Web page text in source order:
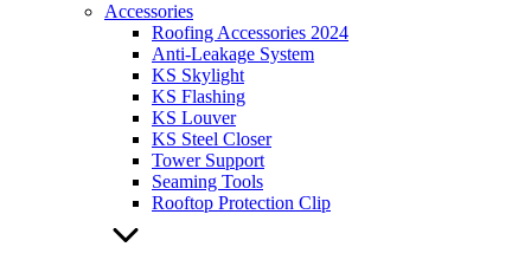
Accessories
Roofing Accessories 2024
Anti-Leakage System
KS Skylight
KS Flashing
KS Louver
KS Steel Closer
Tower Support
Seaming Tools
Rooftop Protection Clip